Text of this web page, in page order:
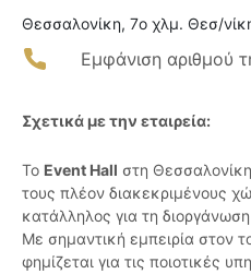
Θεσσαλονίκη, 7o χλμ. Θεσ/
Εμφάνιση αριθμού
Σχετικά με την εταιρεία:
Το Event Hall στη
τους πλέον διακεκριμένους
κατάλληλος για τη
Με σημαντική εμπειρία στον
φημίζεται για τις ποιοτικές